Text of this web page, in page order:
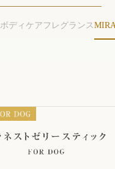
ボディケアフレグランス